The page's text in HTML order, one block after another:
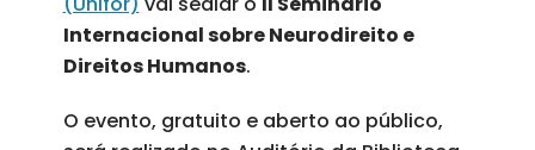
Internacional sobre Neurodireito e
Direitos Humanos.
O evento, gratuito e aberto ao público,